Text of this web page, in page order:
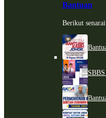
Bantuan
Berikut